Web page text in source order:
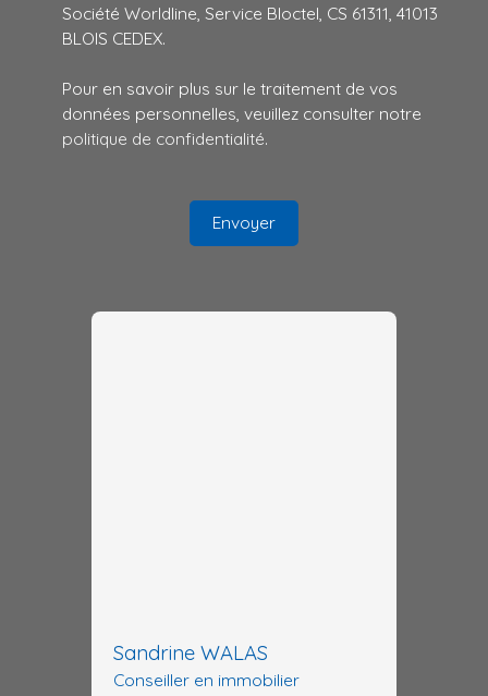
Société Worldline, Service Bloctel, CS 61311, 41013
BLOIS CEDEX.
Pour en savoir plus sur le traitement de vos
données personnelles, veuillez consulter notre
politique de confidentialité.
Envoyer
Sandrine WALAS
Conseiller en immobilier